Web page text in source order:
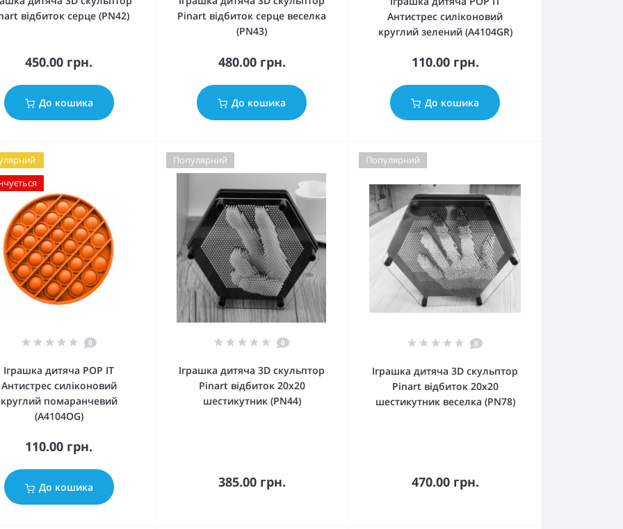
відбиток серце (PN42)
450.00 грн.
До кошика
Pinart відбиток серце веселка
(PN43)
480.00 грн.
До кошика
Антистрес силіконовий
круглий зелений (A4104GR)
110.00 грн.
До кошика
0
Іграшка дитяча POP IT
Антистрес силіконовий
круглий помаранчевий
(A4104OG)
110.00 грн.
До кошика
Популярний
0
Іграшка дитяча 3D скульптор
Pinart відбиток 20x20
шестикутник (PN44)
385.00 грн.
Популярний
0
Іграшка дитяча 3D скульптор
Pinart відбиток 20х20
шестикутник веселка (PN78)
470.00 грн.